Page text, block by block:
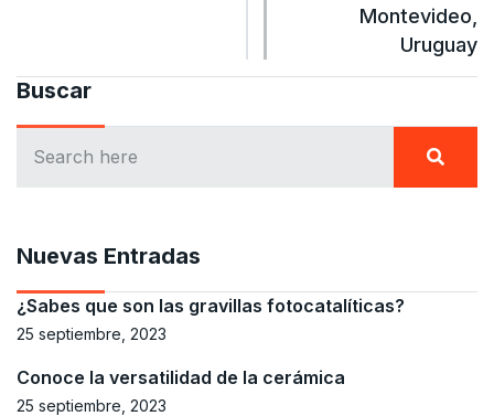
Montevideo,
Uruguay
Buscar
Nuevas Entradas
¿Sabes que son las gravillas fotocatalíticas?
25 septiembre, 2023
Conoce la versatilidad de la cerámica
25 septiembre, 2023